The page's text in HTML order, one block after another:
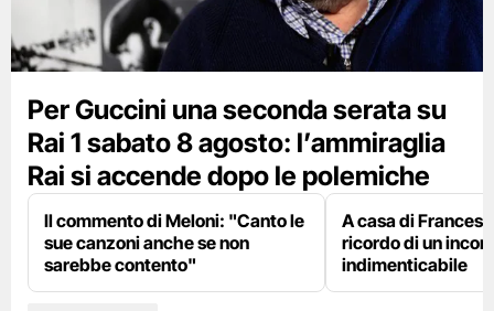
Per Guccini una seconda serata su
Rai 1 sabato 8 agosto: l’ammiraglia
Rai si accende dopo le polemiche
Il commento di Meloni: "Canto le
sue canzoni anche se non
sarebbe contento"
A casa di
ricordo di un
indimenticabile